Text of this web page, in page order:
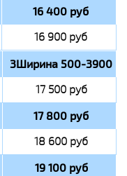
16 400 руб
16 900 руб
3Ширина 500-3900
17 500 руб
17 800 руб
18 600 руб
19 100 руб